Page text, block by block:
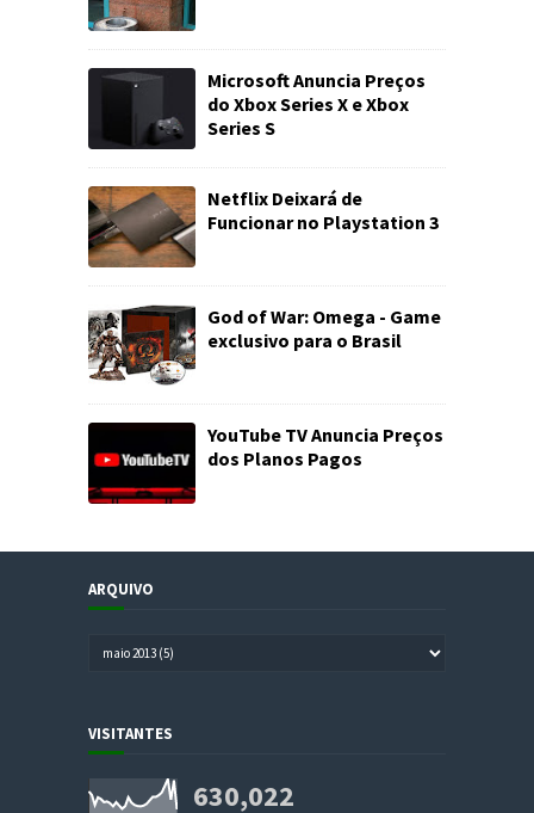
Microsoft Anuncia Preços
do Xbox Series X e Xbox
Series S
Netflix Deixará de
Funcionar no Playstation 3
God of War: Omega - Game
exclusivo para o Brasil
YouTube TV Anuncia Preços
dos Planos Pagos
ARQUIVO
VISITANTES
630,022